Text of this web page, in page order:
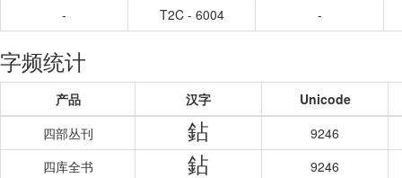
-
T2C - 6004 -
字频统计
产品 汉字
Unicode
四部丛刊
鉆
9246
四库全书
鉆
9246